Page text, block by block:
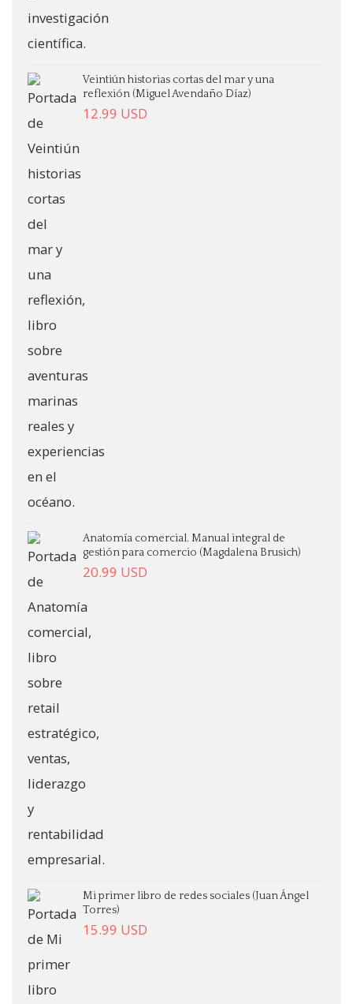
Veintiún historias cortas del mar y una
reflexión (Miguel Avendaño Díaz)
12.99 USD
Anatomía comercial. Manual integral de
gestión para comercio (Magdalena Brusich)
20.99 USD
Mi primer libro de redes sociales (Juan Ángel
Torres)
15.99 USD